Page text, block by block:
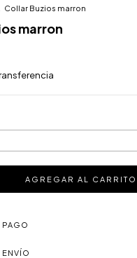
Collar Buzios marron
marron
PAGO
ENVÍO